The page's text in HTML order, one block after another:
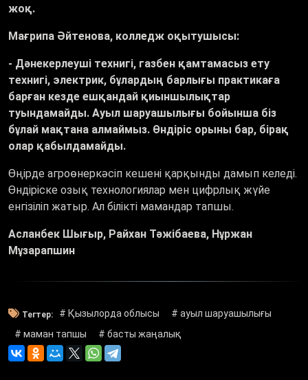
жоқ.
Мағрипа Әйтенова, колледж оқытушысы:
- Дәнекерлеуші технигі, газбен қамтамасыз ету
технигі, электрик, бұлардың барлығы практикаға
барған кезде ешқандай қиыншылықтар
туындамайды. Ауыл шаруашылығы бойынша біз
бұлай мақтана алмаймыз. Өндіріс орыны бар, бірақ
олар қабылдамайды.
Өңірде агроөнеркәсіп кешені қарқынды дамып келеді.
Өндіріске озық технологиялар мен цифрлық жүйе
енгізіліп жатыр. Ал білікті мамандар тапшы.
Асланбек Шығыр, Райхан Тәжібаева, Нұржан
Мұзарапшин
Тегтер: # Қызылорда облысы
# ауыл шаруашылығы
# маман тапшы
# басты жаңалық